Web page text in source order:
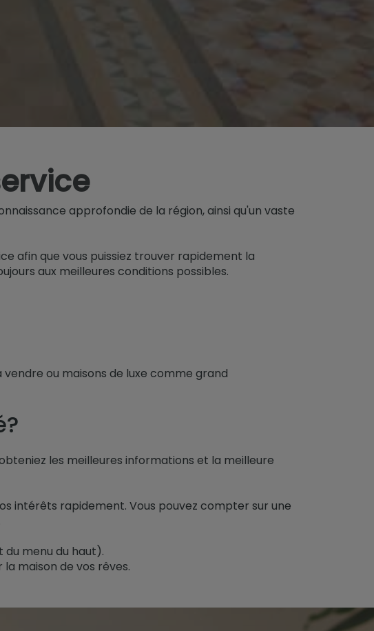
approfondie de la région, ainsi qu'un vaste
afin que vous puissiez trouver rapidement la
aux meilleures conditions possibles.
ou maisons de luxe comme grand
les meilleures informations et la meilleure
intérêts rapidement. Vous pouvez compter sur une
menu du haut).
maison de vos rêves.